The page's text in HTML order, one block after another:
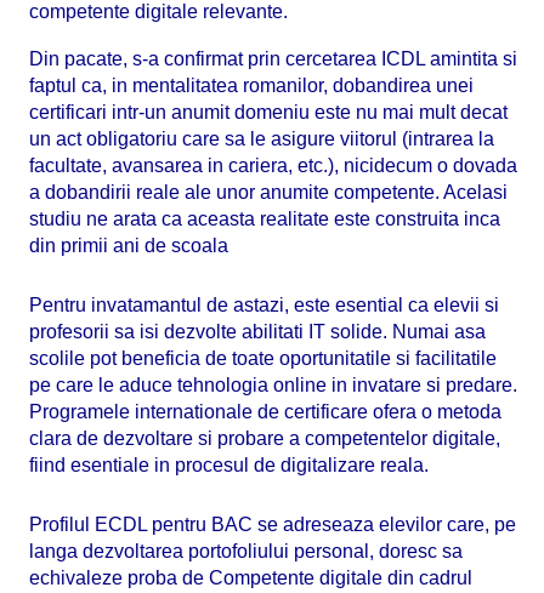
competente digitale relevante.
Din pacate, s-a confirmat prin cercetarea ICDL amintita si
faptul ca, in mentalitatea romanilor, dobandirea unei
certificari intr-un anumit domeniu este nu mai mult decat
un act obligatoriu care sa le asigure viitorul (intrarea la
facultate, avansarea in cariera, etc.), nicidecum o dovada
a dobandirii reale ale unor anumite competente. Acelasi
studiu ne arata ca aceasta realitate este construita inca
din primii ani de scoala
Pentru invatamantul de astazi, este esential ca elevii si
profesorii sa isi dezvolte abilitati IT solide. Numai asa
scolile pot beneficia de toate oportunitatile si facilitatile
pe care le aduce tehnologia online in invatare si predare.
Programele internationale de certificare ofera o metoda
clara de dezvoltare si probare a competentelor digitale,
fiind esentiale in procesul de digitalizare reala.
Profilul ECDL pentru BAC se adreseaza elevilor care, pe
langa dezvoltarea portofoliului personal, doresc sa
echivaleze proba de Competente digitale din cadrul